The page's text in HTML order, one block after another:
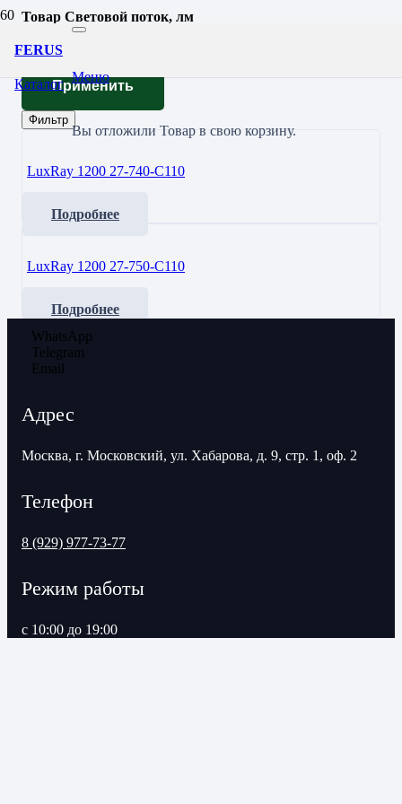
FERUS
Меню
Вы отложили Товарв свою корзину.
Каталог
Товар Световой поток, лм
Применить
Фильтр
LuxRay 1200 27-740-C110
Подробнее
LuxRay 1200 27-750-C110
Подробнее
WhatsApp
Telegram
Email
Адрес
Москва, г. Московский, ул. Хабарова, д. 9, стр. 1, оф. 2
Телефон
8 (929) 977-73-77
Режим работы
с 10:00 до 19:00